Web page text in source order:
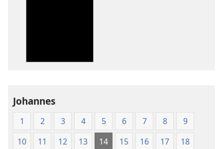
Johannes
1 2 3 4 5 6 7 8
9
10
11 12 13 14 15 16 17
18